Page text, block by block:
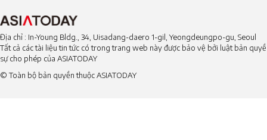
Địa chỉ : In-Young Bldg., 34, Uisadang-daero 1-gil, Yeongdeungpo-gu, Seoul
Tất cả các tài liệu tin tức có trong trang web này được bảo vệ bởi luật bản
sự cho phép của ASIATODAY
© Toàn bộ bản quyền thuộc ASIATODAY